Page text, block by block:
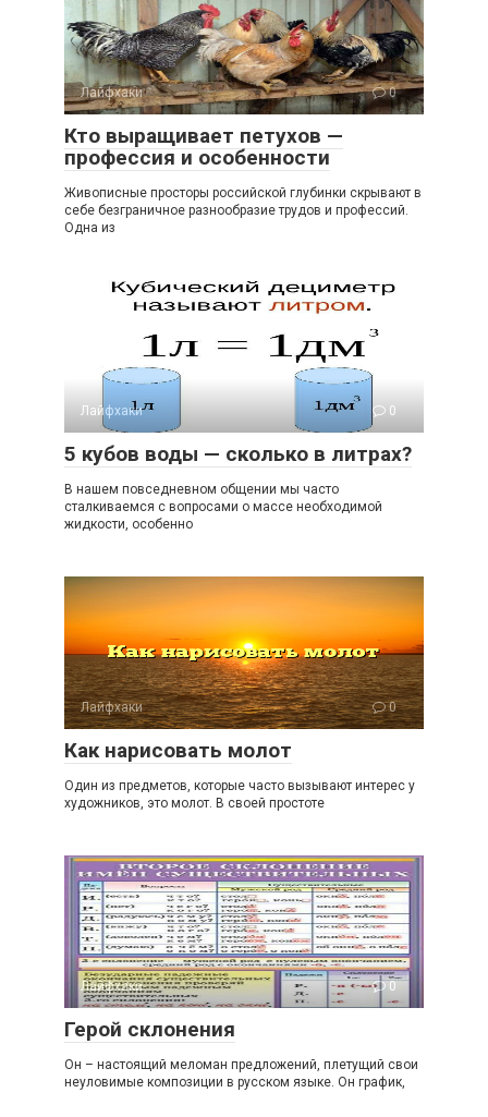
Лайфхаки 0
Кто выращивает петухов —
профессия и особенности
Живописные просторы российской глубинки скрывают в
себе безграничное разнообразие трудов и профессий.
Одна из
Лайфхаки 0
5 кубов воды — сколько в литрах?
В нашем повседневном общении мы часто
сталкиваемся с вопросами о массе необходимой
жидкости, особенно
Лайфхаки 0
Как нарисовать молот
Один из предметов, которые часто вызывают интерес у
художников, это молот. В своей простоте
Лайфхаки 0
Герой склонения
Он – настоящий меломан предложений, плетущий свои
неуловимые композиции в русском языке. Он график,